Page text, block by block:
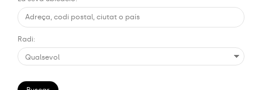
Radi: